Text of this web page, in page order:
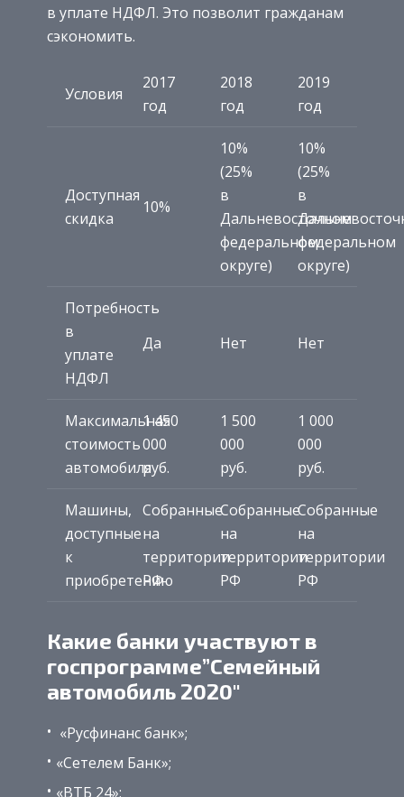
в уплате НДФЛ. Это позволит гражданам
сэкономить.
Условия
2017
год
2018
год
2019
год
Доступная
скидка
10%
10%
(25%
в
Дальневосточном
федеральном
округе)
10%
(25%
в
федеральном
округе)
Потребность
в
уплате
НДФЛ
Да Нет Нет
Максимальная
стоимость
автомобиля
1 450
000
руб.
1 500
000
руб.
1 000
000
руб.
Машины,
доступные
к
приобретению
Собранные
на
территории
РФ
Собранные
на
территории
РФ
Собранные
на
территории
РФ
Какие банки участвуют в
госпрограмме”Семейный
автомобиль 2020″
«Русфинанс банк»;
«Сетелем Банк»;
«ВТБ 24»;